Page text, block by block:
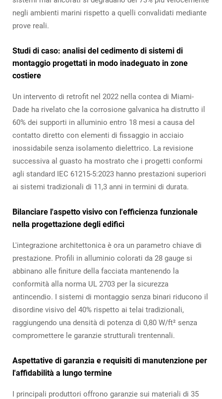
negli ambienti marini rispetto a quelli convalidati mediante
prove reali.
Studi di caso: analisi del cedimento di sistemi di
montaggio progettati in modo inadeguato in zone
costiere
Un intervento di retrofit nel 2022 nella contea di Miami-
Dade ha rivelato che la corrosione galvanica ha distrutto il
60% dei supporti in alluminio entro 18 mesi a causa del
contatto diretto con elementi di fissaggio in acciaio
inossidabile senza isolamento dielettrico. La revisione
successiva al guasto ha mostrato che i progetti conformi
agli standard IEC 61215-5:2023 hanno prestazioni superiori
ai sistemi tradizionali di 11,3 anni in termini di durata.
Bilanciare l'aspetto visivo con l'efficienza funzionale
nella progettazione degli edifici
L'integrazione architettonica è ora un parametro chiave di
prestazione. Profili in alluminio colorati da 28 gauge si
abbinano alle finiture della facciata mantenendo la
conformità alla norma UL 2703 per la sicurezza
antincendio. I sistemi di montaggio senza binari riducono il
disordine visivo del 40% rispetto ai telai tradizionali,
raggiungendo una densità di potenza di 0,80 W/ft² senza
compromettere le garanzie strutturali trentennali.
Aspettative di garanzia e requisiti di manutenzione per
l'affidabilità a lungo termine
I principali produttori offrono garanzie sui materiali di 35